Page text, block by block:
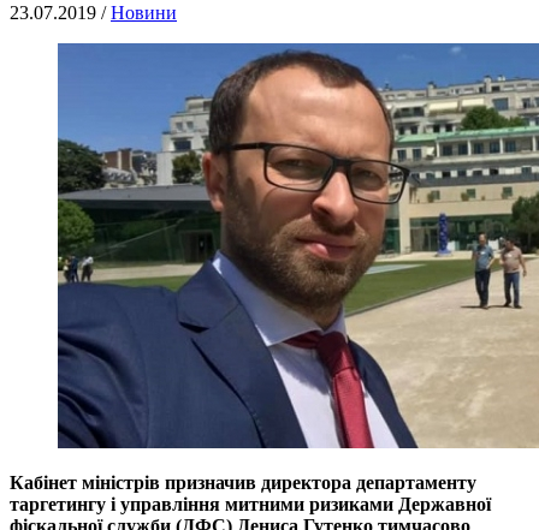
23.07.2019 /Новини
Кабінет міністрів призначив директора департаменту
таргетингу і управління митними ризиками Державної
фіскальної служби (ДФС) Дениса Гутенко тимчасово